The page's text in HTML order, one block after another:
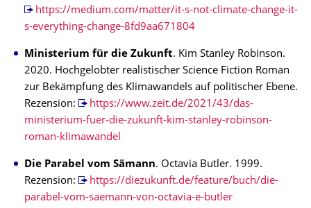
https://medium.com/matter/it-s-not-climate-change-it-
s-everything-change-8fd9aa671804
Ministerium für die Zukunft. Kim Stanley Robinson.
2020. Hochgelobter realistischer Science Fiction Roman
zur Bekämpfung des Klimawandels auf politischer Ebene.
Rezension:
https://www.zeit.de/2021/43/das-
ministerium-fuer-die-zukunft-kim-stanley-robinson-
roman-klimawandel
Die Parabel vom Sämann. Octavia Butler. 1999.
Rezension:
https://diezukunft.de/feature/buch/die-
parabel-vom-saemann-von-octavia-e-butler